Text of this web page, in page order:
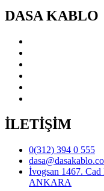
DASA KABLO
İLETİŞİM
0(312) 394 0 555
İvogsan 1467.
ANKARA